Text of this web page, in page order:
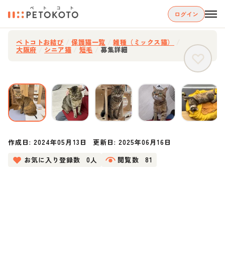
ログイン
ペトコトお結び 保護猫一覧 雑種（ミックス猫）
大阪府 シニア猫 短毛 募集詳細
作成日:2024年05月13日 更新日: 2025年06月16日
お気に入り登録数
0人 閲覧数 81